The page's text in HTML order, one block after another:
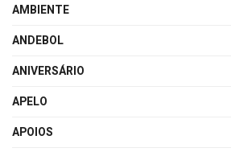
AMBIENTE
ANDEBOL
ANIVERSÁRIO
APELO
APOIOS